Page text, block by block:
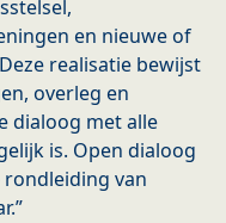
en nieuwe of
realisatie bewijst
overleg en
dialoog met alle
is. Open dialoog
rondleiding van